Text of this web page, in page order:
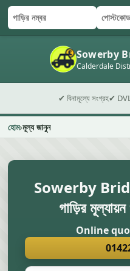
ফর্ম
Sowerby
Calderdale
✔ বিনামূল্যে সংগ্রহ✔
হোম মূল্য জানুন
Sowerby
গাড়ির
Online